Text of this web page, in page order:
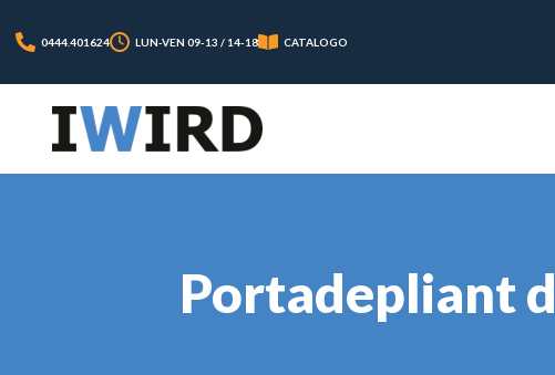
0444.401624 LUN-VEN 09-13 / 14-18 CATALOGO
Portadepliant